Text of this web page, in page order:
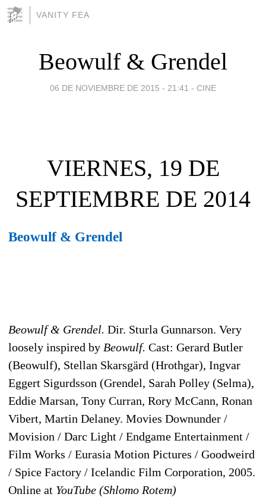
VANITY FEA
Beowulf & Grendel
06 DE NOVIEMBRE DE 2015 - 21:41 - CINE
VIERNES, 19 DE
SEPTIEMBRE DE 2014
Beowulf & Grendel
Beowulf & Grendel. Dir. Sturla Gunnarson. Very
loosely inspired by Beowulf. Cast: Gerard Butler
(Beowulf), Stellan Skarsgärd (Hrothgar), Ingvar
Eggert Sigurdsson (Grendel, Sarah Polley (Selma),
Eddie Marsan, Tony Curran, Rory McCann, Ronan
Vibert, Martin Delaney. Movies Downunder /
Movision / Darc Light / Endgame Entertainment /
Film Works / Eurasia Motion Pictures / Goodweird
/ Spice Factory / Icelandic Film Corporation, 2005.
Online at YouTube (Shlomo Rotem)